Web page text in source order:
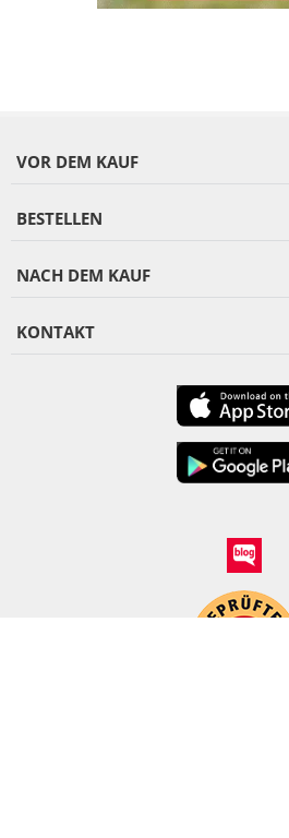
VOR DEM KAUF
BESTELLEN
NACH DEM KAUF
KONTAKT